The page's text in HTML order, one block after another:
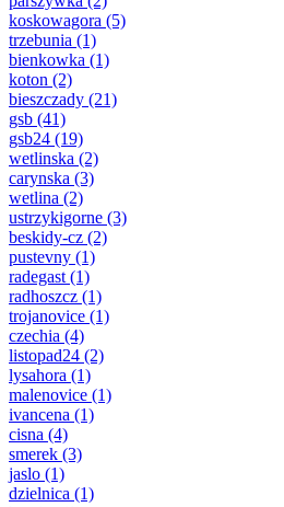
koskowagora (5)
trzebunia (1)
bienkowka (1)
koton (2)
bieszczady (21)
gsb (41)
gsb24 (19)
wetlinska (2)
carynska (3)
wetlina (2)
ustrzykigorne (3)
beskidy-cz (2)
pustevny (1)
radegast (1)
radhoszcz (1)
trojanovice (1)
czechia (4)
listopad24 (2)
lysahora (1)
malenovice (1)
ivancena (1)
cisna (4)
smerek (3)
jaslo (1)
dzielnica (1)